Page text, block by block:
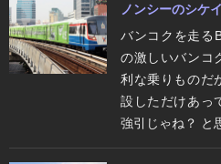
ノンシーのシケ
バンコクを走る
の激しいバンコ
利な乗りものだ
設しただけあっ
強引じゃね？ と